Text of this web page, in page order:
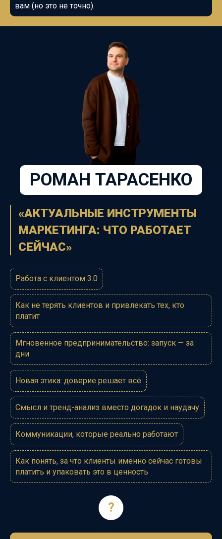
вам (но это не точно).
РОМАН ТАРАСЕНКО
«АКТУАЛЬНЫЕ ИНСТРУМЕНТЫ
МАРКЕТИНГА: ЧТО РАБОТАЕТ
СЕЙЧАС»
Работа с клиентом 3.0
Как не терять клиентов и привлекать тех, кто
платит
Мгновенное предпринимательство: запуск — за
дни
Новая этика: доверие решает всё
Смысл и тренд-анализ вместо догадок и наудачу
Коммуникации, которые реально работают
Как понять, за что клиенты именно сейчас готовы
платить и упаковать это в ценность
?